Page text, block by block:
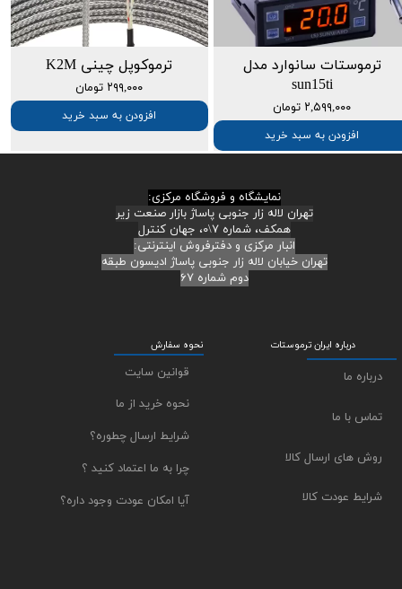
ترموستات سانوارد مدل
sun15ti
۲,۵۹۹,۰۰۰ تومان
افزودن به سبد خرید
ترموکوپل چینی K2M
۲۹۹,۰۰۰ تومان
افزودن به سبد خرید
نمایشگاه و فروشگاه مرکزی:
تهران لاله زار جنوبی پاساژ بازار صنعت زیر
همکف، شماره ۷\۰، جهان کنترل
انبار مرکزی و دفترفروش اینترنتی:
تهران خیابان لاله زار جنوبی پاساژ ادیسون طبقه
دوم شماره ۶۷
نحوه سفارش
قوانین سایت
نحوه خرید از ما
شرایط ارسال چطوره؟
چرا به ما اعتماد کنید ؟
آیا امکان عودت وجود داره؟
درباره ایران ترموستات
درباره ما
تماس با ما
روش های ارسال کالا
شرایط عودت کالا